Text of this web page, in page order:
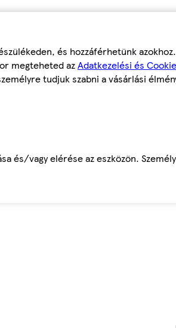
és hozzáférhetünk
megteheted azAdatkezelési és
tudjuk szabni a vásárlási
és/vagy elérése az eszközön.